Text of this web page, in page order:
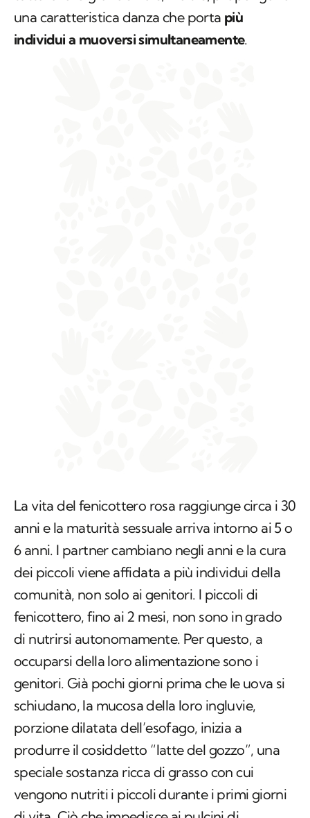
dei piccoli viene affidata a più individui della
comunità, non solo ai genitori. I piccoli di
fenicottero, fino ai 2 mesi, non sono in grado
di nutrirsi autonomamente. Per questo, a
occuparsi della loro alimentazione sono i
genitori. Già pochi giorni prima che le uova si
schiudano, la mucosa della loro ingluvie,
porzione dilatata dell’esofago, inizia a
produrre il cosiddetto “latte del gozzo”, una
speciale sostanza ricca di grasso con cui
vengono nutriti i piccoli durante i primi giorni
di vita. Ciò che impedisce ai pulcini di
procacciarsi il cibo è ilbecco non ancora
strutturato. Questi volatili, infatti, hanno un